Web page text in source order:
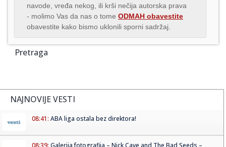
navode, vređa nekog, ili krši nečija autorska prava
- molimo Vas da nas o tome ODMAH obavestite
obavestite kako bismo uklonili sporni sadržaj.
Pretraga
NAJNOVIJE VESTI
08:41: ABA liga ostala bez direktora!
08:39: Galerija fotografija – Nick Cave and The Bad Seeds –